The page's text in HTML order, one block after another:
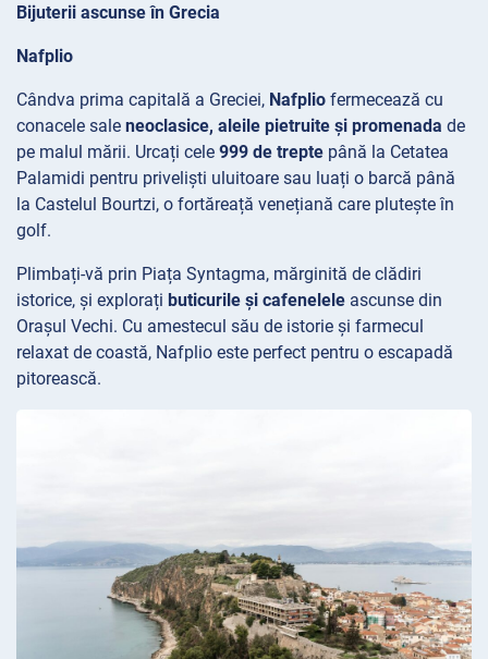
Bijuterii ascunse în Grecia
Nafplio
Cândva prima capitală a Greciei, Nafplio fermecează cu
conacele sale neoclasice, aleile pietruite și promenada de
pe malul mării. Urcați cele 999 de trepte până la Cetatea
Palamidi pentru priveliști uluitoare sau luați o barcă până
la Castelul Bourtzi, o fortăreață venețiană care plutește în
golf.
Plimbați-vă prin Piața Syntagma, mărginită de clădiri
istorice, și explorați buticurile și cafenelele ascunse din
Orașul Vechi. Cu amestecul său de istorie și farmecul
relaxat de coastă, Nafplio este perfect pentru o escapadă
pitorească.